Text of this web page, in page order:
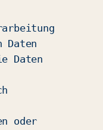
Daten
Daten
oder